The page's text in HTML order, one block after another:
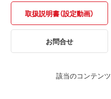
取扱説明書（設定動画）
お問合せ
該当のコンテン